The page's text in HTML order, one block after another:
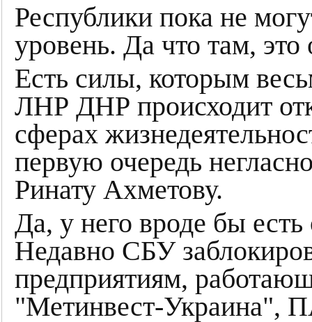
Республики пока не
уровень. Да что там,
Есть силы, которым
ЛНР ДНР происходит
сферах
первую очередь
Ринату Ахметову.
Да, у него вроде бы
Недавно СБУ
предприятиям,
"Метинвест-Украина",